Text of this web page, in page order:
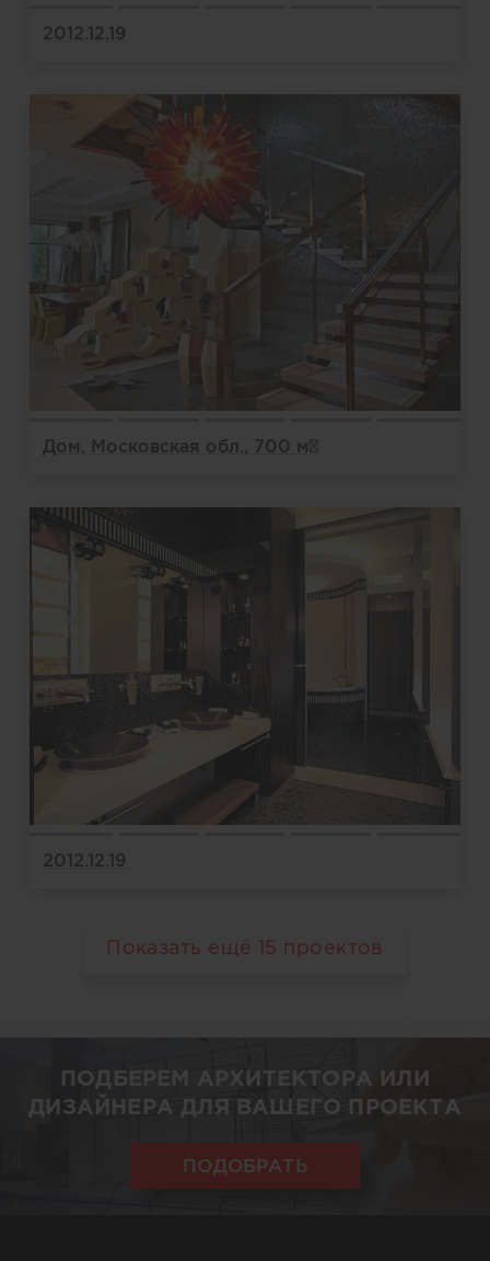
2012.12.19
Дом, Московская обл., 700 м²
2012.12.19
Показать ещё 15 проектов
ПОДБЕРЕМ АРХИТЕКТОРА ИЛИ
ДИЗАЙНЕРА ДЛЯ ВАШЕГО ПРОЕКТА
ПОДОБРАТЬ